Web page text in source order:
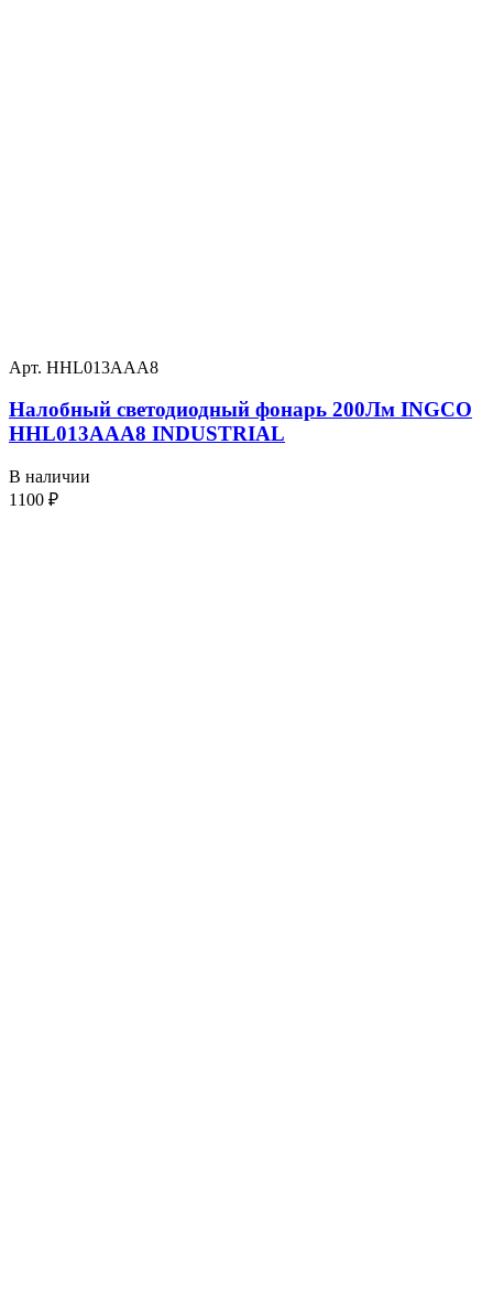
Арт. HHL013AAA8
Налобный светодиодный фонарь 200Лм INGCO
HHL013AAA8 INDUSTRIAL
В наличии
1100 ₽